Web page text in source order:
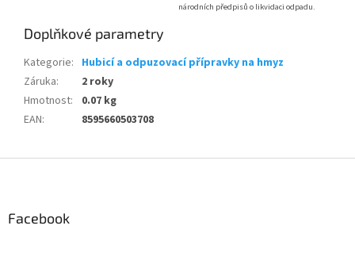
národních předpisů o likvidaci odpadu.
Doplňkové parametry
Kategorie: Hubicí a odpuzovací přípravky na hmyz
Záruka:
2 roky
Hmotnost:
0.07 kg
EAN: 8595660503708
Facebook